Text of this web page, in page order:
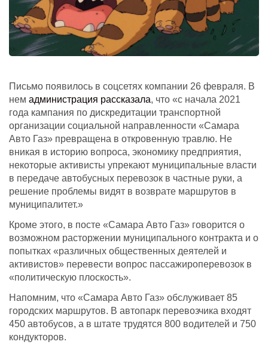
Письмо появилось в соцсетях компании 26 февраля. В
нем администрация рассказала, что «с начала 2021
года кампания по дискредитации транспортной
организации социальной направленности «Самара
Авто Газ» превращена в откровенную травлю. Не
вникая в историю вопроса, экономику предприятия,
некоторые активисты упрекают муниципальные власти
в передаче автобусных перевозок в частные руки, а
решение проблемы видят в возврате маршрутов в
муниципалитет.»
Кроме этого, в посте «Самара Авто Газ» говорится о
возможном расторжении муниципального контракта и о
попытках «различных общественных деятелей и
активистов» перевести вопрос пассажироперевозок в
«политическую плоскость».
Напомним, что «Самара Авто Газ» обслуживает 85
городских маршрутов. В автопарк перевозчика входят
450 автобусов, а в штате трудятся 800 водителей и 750
кондукторов.